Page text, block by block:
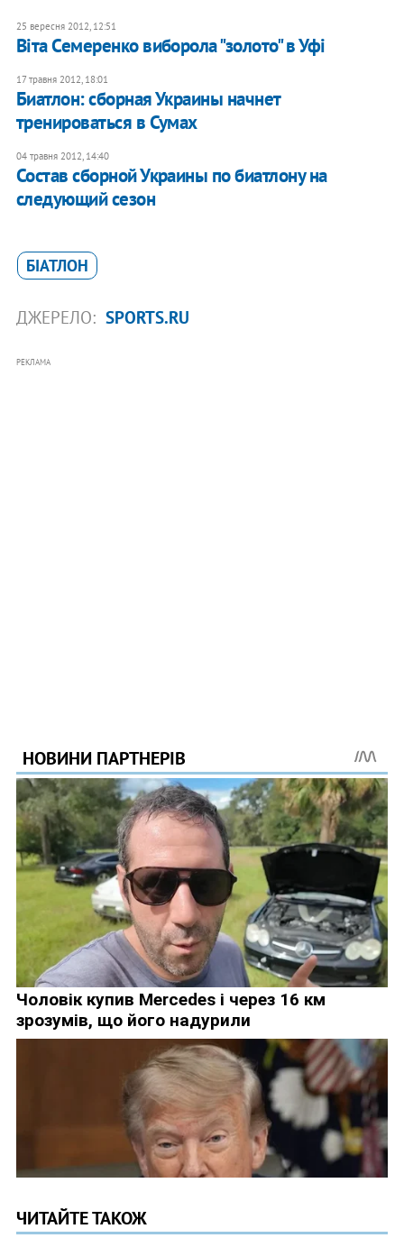
25 вересня 2012, 12:51
Віта Семеренко виборола "золото" в Уфі
17 травня 2012, 18:01
Биатлон: сборная Украины начнет
тренироваться в Сумах
04 травня 2012, 14:40
Состав сборной Украины по биатлону на
следующий сезон
БІАТЛОН
ДЖЕРЕЛО: SPORTS.RU
РЕКЛАМА
ЧИТАЙТЕ ТАКОЖ